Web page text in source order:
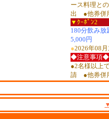
ース料理と
出 ●他券併
▼ｸｰﾎﾟﾝ2
180分飲み放
5,000円
●2026年08
◆注意事項◆
●2名様以上
請 ●他券併